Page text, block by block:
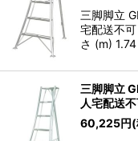
三脚脚立
宅配送不
さ (m)
三脚脚立
人宅配送
60,225円